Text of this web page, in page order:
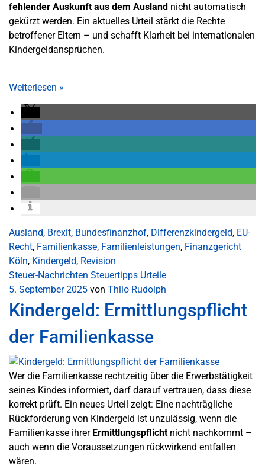
fehlender Auskunft aus dem Ausland nicht automatisch
gekürzt werden. Ein aktuelles Urteil stärkt die Rechte
betroffener Eltern – und schafft Klarheit bei internationalen
Kindergeldansprüchen.
Weiterlesen »
Ausland, Brexit, Bundesfinanzhof, Differenzkindergeld, EU-
Recht, Familienkasse, Familienleistungen, Finanzgericht
Köln, Kindergeld, Revision
Steuer-Nachrichten Steuertipps Urteile
5. September 2025 von Thilo Rudolph
Kindergeld: Ermittlungspflicht
der Familienkasse
Wer die Familienkasse rechtzeitig über die Erwerbstätigkeit
seines Kindes informiert, darf darauf vertrauen, dass diese
korrekt prüft. Ein neues Urteil zeigt: Eine nachträgliche
Rückforderung von Kindergeld ist unzulässig, wenn die
Familienkasse ihrer Ermittlungspflichtnicht nachkommt –
auch wenn die Voraussetzungen rückwirkend entfallen
wären.